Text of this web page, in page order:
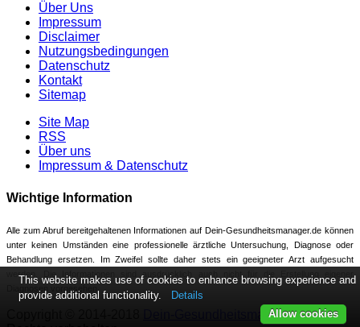
Über Uns
Impressum
Disclaimer
Nutzungsbedingungen
Datenschutz
Kontakt
Sitemap
Site Map
RSS
Über uns
Impressum & Datenschutz
Wichtige Information
Alle zum Abruf bereitgehaltenen Informationen auf Dein-Gesundheitsmanager.de können
unter keinen Umständen eine professionelle ärztliche Untersuchung, Diagnose oder
Behandlung ersetzen. Im Zweifel sollte daher stets ein geeigneter Arzt aufgesucht
werden. Die Informationen sind ausdrücklich auch nicht für die Erstellung eigener
Dein-Gesundheitsmanager.deAlle
This website makes use of cookies to enhance browsing experience and
provide additional functionality.
Details
Allow cookies